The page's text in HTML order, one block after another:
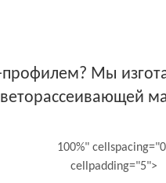
профилем? Мы
100%"
cellpadding="5">